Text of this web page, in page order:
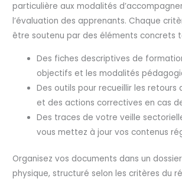
particulière aux modalités
l’évaluation des apprenants. Chaque
être soutenu par des éléments concrets
Des fiches descriptives de
objectifs et les modalités
Des outils pour recueillir les retours
et des actions correctives en cas
Des traces de votre veille
vous mettez à jour vos contenus
Organisez vos documents dans un
physique, structuré selon les critères du